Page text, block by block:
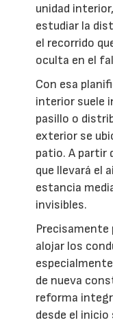
unidad
estudiar la
el recorrido
oculta en el
Con esa
interior suele
pasillo o
exterior se
patio. A partir
que llevará el
estancia
invisibles.
Precisamente
alojar los
de nueva
reforma
desde el